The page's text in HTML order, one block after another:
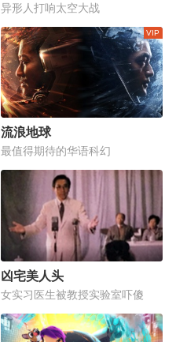
异形人打响太空大战
流浪地球
最值得期待的华语科幻
凶宅美人头
女实习医生被教授实验室吓傻